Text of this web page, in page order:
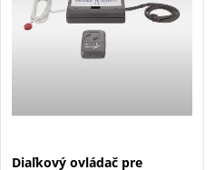
n
e
p
i
s
p
Diaľkový ovládač pre